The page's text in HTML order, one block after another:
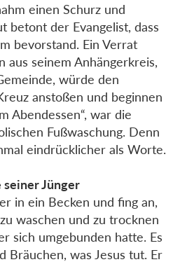
einen Schurz und
betont der Evangelist, dass
bevorstand. Ein Verrat
aus seinem Anhängerkreis,
würde den
anstoßen und beginnen
Abendessen“, war die
Fußwaschung. Denn
eindrücklicher als Worte.
seiner Jünger
in ein Becken und fing an,
waschen und zu trocknen
sich umgebunden hatte. Es
Bräuchen, was Jesus tut. Er